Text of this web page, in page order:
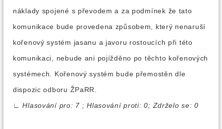
náklady spojené s převodem a za podmínek že tato
komunikace bude provedena způsobem, který nenaruší
kořenový systém jasanu a javoru rostoucích při této
komunikaci, nebude ani pojížděno po těchto kořenových
systémech. Kořenový systém bude přemostěn dle
dispozic odboru ŽPaRR.
∟
Hlasování pro: 7 ; Hlasování proti: 0; Zdrželo se: 0